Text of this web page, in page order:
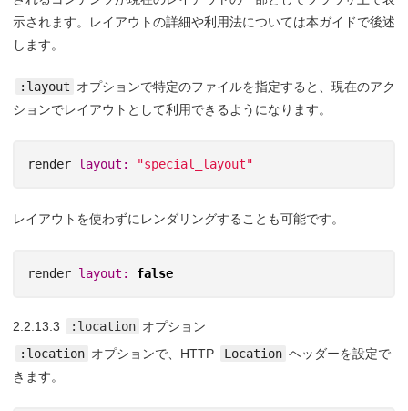
示されます。レイアウトの詳細や利用法については本ガイドで後述
します。
:layout オプションで特定のファイルを指定すると、現在のアク
ションでレイアウトとして利用できるようになります。
render layout: "special_layout"
レイアウトを使わずにレンダリングすることも可能です。
render layout: false
2.2.13.3 :location オプション
:location オプションで、HTTP Location ヘッダーを設定で
きます。